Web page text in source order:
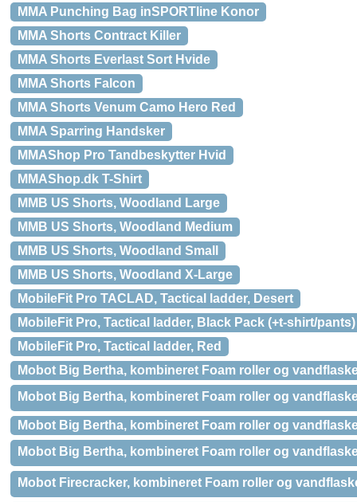
MMA Punching Bag inSPORTline Konor
MMA Shorts Contract Killer
MMA Shorts Everlast Sort Hvide
MMA Shorts Falcon
MMA Shorts Venum Camo Hero Red
MMA Sparring Handsker
MMAShop Pro Tandbeskytter Hvid
MMAShop.dk T-Shirt
MMB US Shorts, Woodland Large
MMB US Shorts, Woodland Medium
MMB US Shorts, Woodland Small
MMB US Shorts, Woodland X-Large
MobileFit Pro TACLAD, Tactical ladder, Desert
MobileFit Pro, Tactical ladder, Black Pack (+t-shirt/pants)
MobileFit Pro, Tactical ladder, Red
Mobot Big Bertha, kombineret Foam roller og
Mobot Big Bertha, kombineret Foam roller og
Mobot Big Bertha, kombineret Foam roller og
Mobot Big Bertha, kombineret Foam roller og vandflaske,
Mobot Firecracker, kombineret Foam roller og